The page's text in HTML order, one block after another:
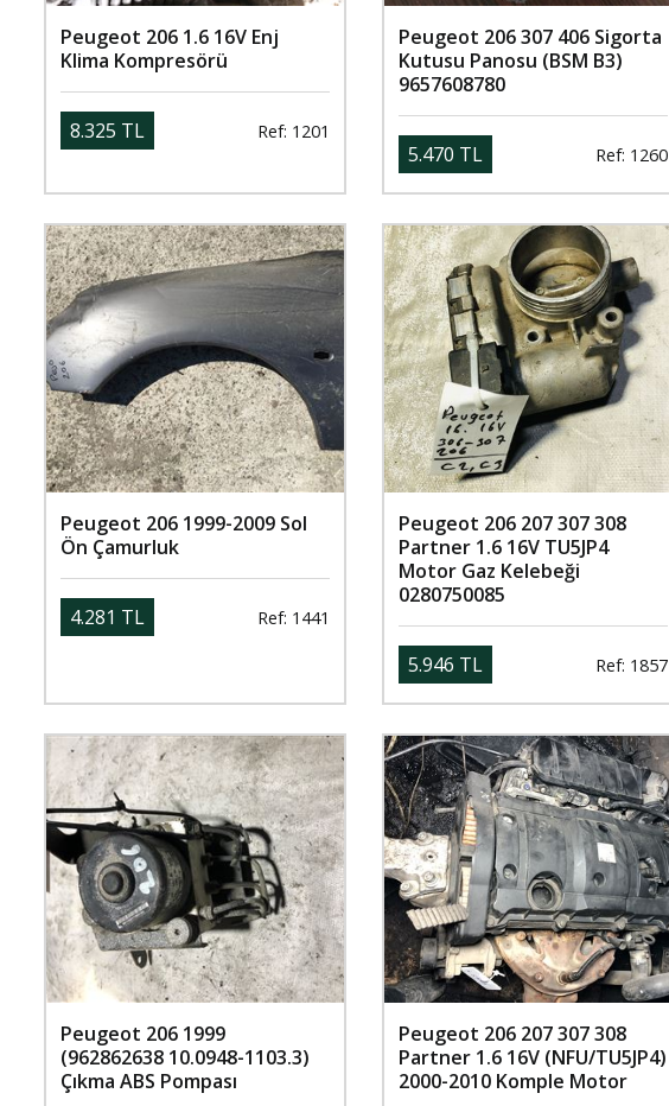
Peugeot 206 1.6 16V Enj
Klima Kompresörü
8.325 TL Ref: 1201
Peugeot 206 307 406 Sigorta
Kutusu Panosu (BSM B3)
9657608780
5.470 TL Ref: 1260
Peugeot 206 1999-2009 Sol
Ön Çamurluk
4.281 TL Ref: 1441
Peugeot 206 207 307 308
Partner 1.6 16V TU5JP4
Motor Gaz Kelebeği
0280750085
5.946 TL Ref: 1857
Peugeot 206 1999
(962862638 10.0948-1103.3)
Çıkma ABS Pompası
Peugeot 206 207 307 308
Partner 1.6 16V (NFU/TU5JP4)
2000-2010 Komple Motor